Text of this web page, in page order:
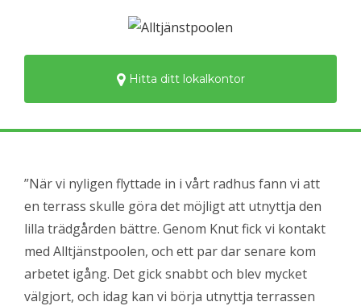
Hitta ditt lokalkontor
”När vi nyligen flyttade in i vårt radhus fann vi att
en terrass skulle göra det möjligt att utnyttja den
lilla trädgården bättre. Genom Knut fick vi kontakt
med Alltjänstpoolen, och ett par dar senare kom
arbetet igång. Det gick snabbt och blev mycket
välgjort, och idag kan vi börja utnyttja terrassen